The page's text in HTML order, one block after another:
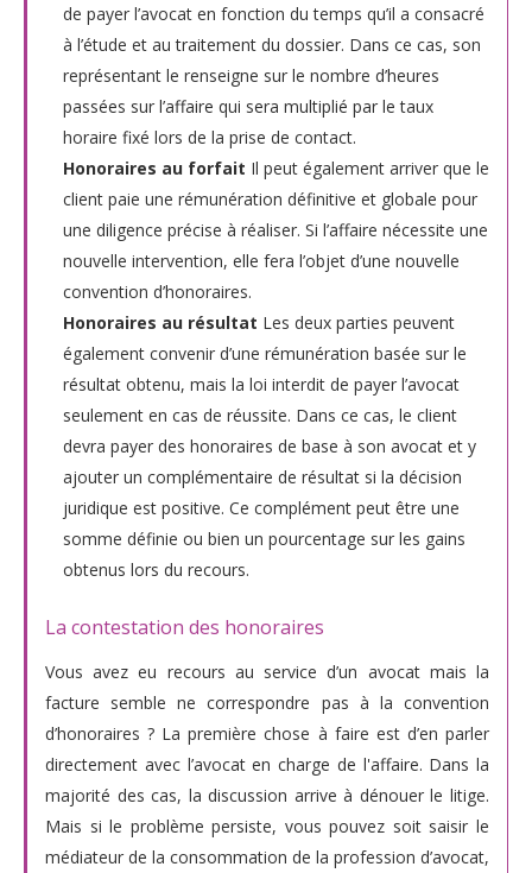
de payer l’avocat en fonction du temps qu’il a consacré
à l’étude et au traitement du dossier. Dans ce cas, son
représentant le renseigne sur le nombre d’heures
passées sur l’affaire qui sera multiplié par le taux
horaire fixé lors de la prise de contact.
Honoraires au forfait Il peut également arriver que le
client paie une rémunération définitive et globale pour
une diligence précise à réaliser. Si l’affaire nécessite une
nouvelle intervention, elle fera l’objet d’une nouvelle
convention d’honoraires.
Honoraires au résultat Les deux parties peuvent
également convenir d’une rémunération basée sur le
résultat obtenu, mais la loi interdit de payer l’avocat
seulement en cas de réussite. Dans ce cas, le client
devra payer des honoraires de base à son avocat et y
ajouter un complémentaire de résultat si la décision
juridique est positive. Ce complément peut être une
somme définie ou bien un pourcentage sur les gains
obtenus lors du recours.
La contestation des honoraires
Vous avez eu recours au service d’un avocat mais la
facture semble ne correspondre pas à la convention
d’honoraires ? La première chose à faire est d’en parler
directement avec l’avocat en charge de l'affaire. Dans la
majorité des cas, la discussion arrive à dénouer le litige.
Mais si le problème persiste, vous pouvez soit saisir le
médiateur de la consommation de la profession d’avocat,